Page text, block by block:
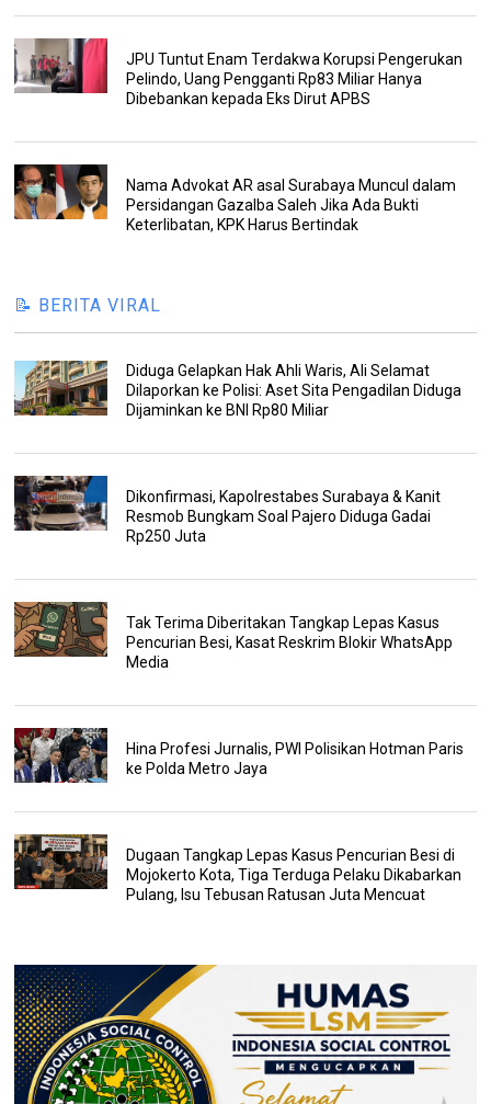
JPU Tuntut Enam Terdakwa Korupsi Pengerukan
Pelindo, Uang Pengganti Rp83 Miliar Hanya
Dibebankan kepada Eks Dirut APBS
Nama Advokat AR asal Surabaya Muncul dalam
Persidangan Gazalba Saleh Jika Ada Bukti
Keterlibatan, KPK Harus Bertindak
📝 BERITA VIRAL
Diduga Gelapkan Hak Ahli Waris, Ali Selamat
Dilaporkan ke Polisi: Aset Sita Pengadilan Diduga
Dijaminkan ke BNI Rp80 Miliar
Dikonfirmasi, Kapolrestabes Surabaya & Kanit
Resmob Bungkam Soal Pajero Diduga Gadai
Rp250 Juta
Tak Terima Diberitakan Tangkap Lepas Kasus
Pencurian Besi, Kasat Reskrim Blokir WhatsApp
Media
Hina Profesi Jurnalis, PWI Polisikan Hotman Paris
ke Polda Metro Jaya
Dugaan Tangkap Lepas Kasus Pencurian Besi di
Mojokerto Kota, Tiga Terduga Pelaku Dikabarkan
Pulang, Isu Tebusan Ratusan Juta Mencuat